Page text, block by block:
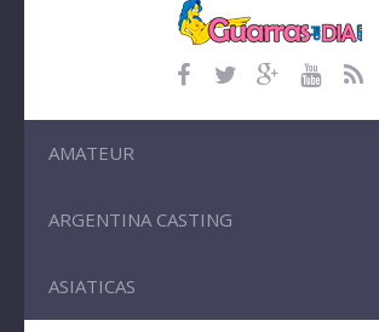
AMATEUR
ARGENTINA CASTING
ASIATICAS